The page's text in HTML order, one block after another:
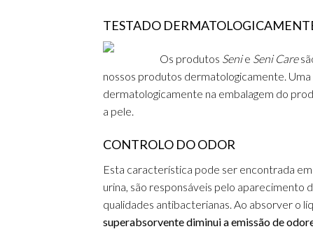
TESTADO
Os produtos Senie Seni Care
nossos produtos dermatologicamente.
dermatologicamente na embalagem do
a pele.
CONTROLO DO ODOR
Esta característica pode ser encontrada em
urina, são responsáveis pelo aparecimento
qualidades antibacterianas. Ao absorver o
superabsorvente diminui a emissão de